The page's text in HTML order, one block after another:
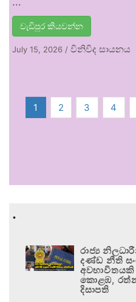
වැඩිපුර කියවන්න
July 15, 2026 / විනිවිද සායනය
1 2 3 4
.
රාජ්‍ය
දණ්ඩ නීති
කොළඹ,
දිසාපති